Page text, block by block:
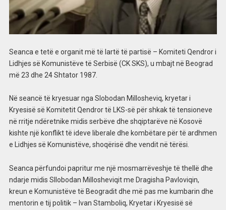
Seanca e tetë e organit më të lartë të partisë – Komiteti Qendror i
Lidhjes së Komunistëve të Serbisë (CK SKS), u mbajt në Beograd
më 23 dhe 24 Shtator 1987.
Në seancë të kryesuar nga Slobodan Millosheviq, kryetar i
Kryesisë së Komitetit Qendror të LKS-së për shkak të tensioneve
në rritje ndëretnike midis serbëve dhe shqiptarëve në Kosovë
kishte një konflikt të ideve liberale dhe kombëtare për të ardhmen
e Lidhjes së Komunistëve, shoqërisë dhe vendit në tërësi.
Seanca përfundoi papritur me një mosmarrëveshje të thellë dhe
ndarje midis Sllobodan Millosheviqit me Dragisha Pavloviqin,
kreun e Komunistëve të Beogradit dhe më pas me kumbarin dhe
mentorin e tij politik – Ivan Stamboliq, Kryetar i Kryesisë së